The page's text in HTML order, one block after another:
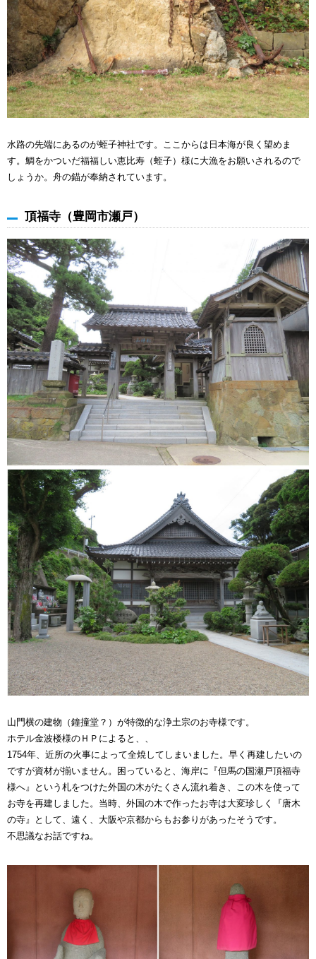
水路の先端にあるのが蛭子神社です。ここからは日本海が良く望めま
す。鯛をかついだ福福しい恵比寿（蛭子）様に大漁をお願いされるので
しょうか。舟の錨が奉納されています。
頂福寺（豊岡市瀬戸）
山門横の建物（鐘撞堂？）が特徴的な浄土宗のお寺様です。
ホテル金波楼様のＨＰによると、、
1754年、近所の火事によって全焼してしまいました。早く再建したいの
ですが資材が揃いません。困っていると、海岸に『但馬の国瀬戸頂福寺
様へ』という札をつけた外国の木がたくさん流れ着き、この木を使って
お寺を再建しました。当時、外国の木で作ったお寺は大変珍しく『唐木
の寺』として、遠く、大阪や京都からもお参りがあったそうです。
不思議なお話ですね。